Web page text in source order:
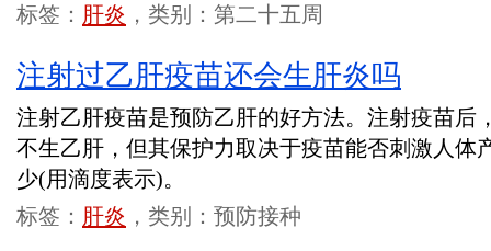
标签： 肝炎 ，类别：第二十五周
注射过乙肝疫苗还会生肝炎吗
注射乙肝疫苗是预防乙肝的好方法。注射疫苗后
不生乙肝，但其保护力取决于疫苗能否刺激人体
少(用滴度表示)。
标签： 肝炎 ，类别：预防接种